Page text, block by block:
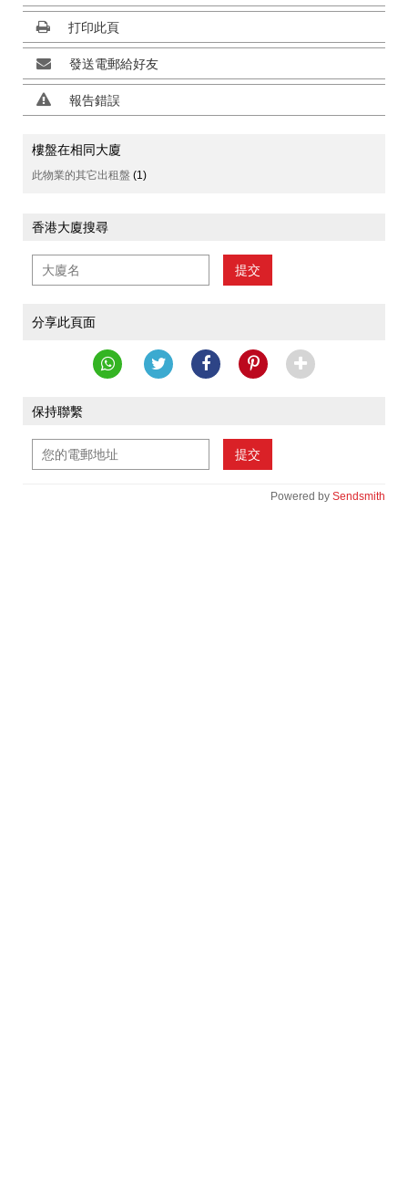
打印此頁
發送電郵給好友
報告錯誤
樓盤在相同大廈
此物業的其它出租盤 (1)
香港大廈搜尋
提交
分享此頁面
保持聯繫
提交
Powered by Sendsmith